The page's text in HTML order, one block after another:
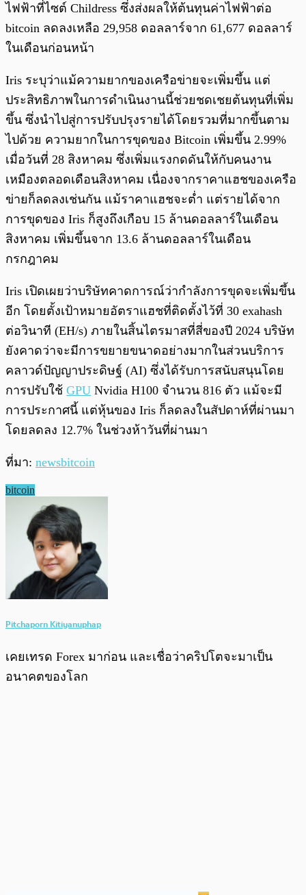
ไฟฟ้าที่ไซต์ Childress ซึ่งส่งผลให้ต้นทุนค่าไฟฟ้าต่อ
bitcoin ลดลงเหลือ 29,958 ดอลลาร์จาก 61,677 ดอลลาร์
ในเดือนก่อนหน้า
Iris ระบุว่าแม้ความยากของเครือข่ายจะเพิ่มขึ้น แต่
ประสิทธิภาพในการดำเนินงานนี้ช่วยชดเชยต้นทุนที่เพิ่ม
ขึ้น ซึ่งนำไปสู่การปรับปรุงรายได้โดยรวมที่มากขึ้นตาม
ไปด้วย ความยากในการขุดของ Bitcoin เพิ่มขึ้น 2.99%
เมื่อวันที่ 28 สิงหาคม ซึ่งเพิ่มแรงกดดันให้กับคนงาน
เหมืองตลอดเดือนสิงหาคม เนื่องจากราคาแฮชของเครือ
ข่ายก็ลดลงเช่นกัน แม้ราคาแฮชจะต่ำ แต่รายได้จาก
การขุดของ Iris ก็สูงถึงเกือบ 15 ล้านดอลลาร์ในเดือน
สิงหาคม เพิ่มขึ้นจาก 13.6 ล้านดอลลาร์ในเดือน
กรกฎาคม
Iris เปิดเผยว่าบริษัทคาดการณ์ว่ากำลังการขุดจะเพิ่มขึ้น
อีก โดยตั้งเป้าหมายอัตราแฮชที่ติดตั้งไว้ที่ 30 exahash
ต่อวินาที (EH/s) ภายในสิ้นไตรมาสที่สี่ของปี 2024 บริษัท
ยังคาดว่าจะมีการขยายขนาดอย่างมากในส่วนบริการ
คลาวด์ปัญญาประดิษฐ์ (AI) ซึ่งได้รับการสนับสนุนโดย
การปรับใช้ GPU Nvidia H100 จำนวน 816 ตัว แม้จะมี
การประกาศนี้ แต่หุ้นของ Iris ก็ลดลงในสัปดาห์ที่ผ่านมา
โดยลดลง 12.7% ในช่วงห้าวันที่ผ่านมา
ที่มา: newsbitcoin
bitcoin
Pitchaporn Kitiyanuphap
เคยเทรด Forex มาก่อน และเชื่อว่าคริปโตจะมาเป็น
อนาคตของโลก